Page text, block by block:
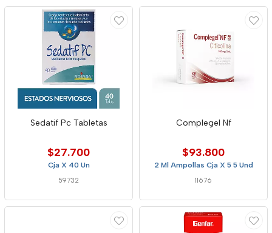
Sedatif Pc Tabletas
$27.700
Cja X 40 Un
59732
Complegel Nf
$93.800
2 Ml Ampollas Cja X 5 5 Und
11676